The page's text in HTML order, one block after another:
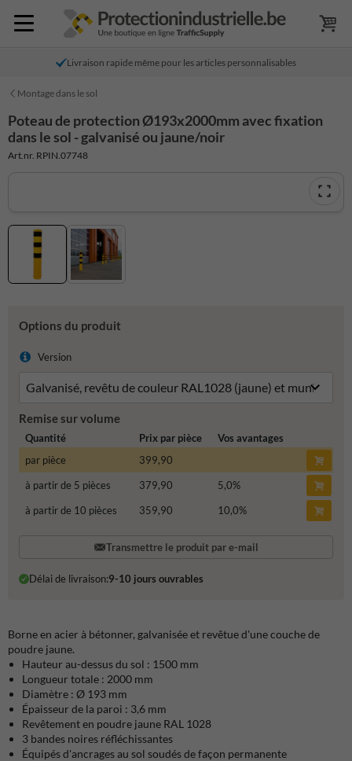
Livraison rapide même pour les articles personnalisables
Montage dans le sol
Poteau de protection Ø193x2000mm avec fixation
dans le sol - galvanisé ou jaune/noir
Art.nr. RPIN.07748
Options du produit
Version
Remise sur volume
Quantité Prix par pièce
Vos avantages
par pièce
399,90
à partir de 5 pièces
379,90 5,0%
à partir de 10 pièces
359,90 10,0%
Transmettre le produit par e-mail
Délai de livraison:9-10 jours ouvrables
Borne en acier à bétonner, galvanisée et revêtue d'une couche de
poudre jaune.
Hauteur au-dessus du sol : 1500 mm
Longueur totale : 2000 mm
Diamètre : Ø 193 mm
Épaisseur de la paroi : 3,6 mm
Revêtement en poudre jaune RAL 1028
3 bandes noires réfléchissantes
Équipés d'ancrages au sol soudés de façon permanente